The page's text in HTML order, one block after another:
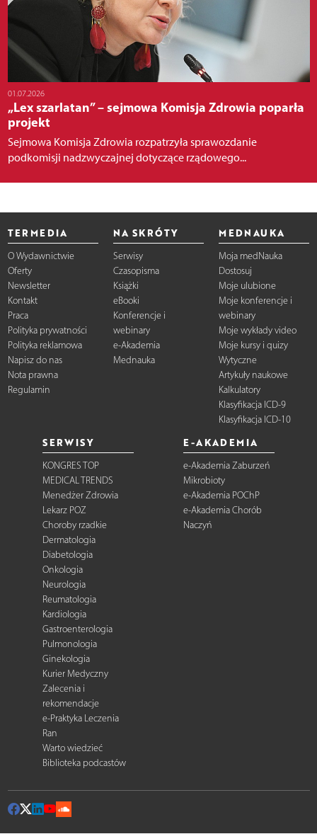
01.07.2026
„Lex szarlatan” – sejmowa Komisja Zdrowia poparła
projekt
Sejmowa Komisja Zdrowia rozpatrzyła sprawozdanie
podkomisji nadzwyczajnej dotyczące rządowego...
TERMEDIA
O Wydawnictwie
Oferty
Newsletter
Kontakt
Praca
Polityka prywatności
Polityka reklamowa
Napisz do nas
Nota prawna
Regulamin
NA SKRÓTY
Serwisy
Czasopisma
Książki
eBooki
Konferencje i
webinary
e-Akademia
Mednauka
MEDNAUKA
Moja medNauka
Dostosuj
Moje ulubione
Moje konferencje i
webinary
Moje wykłady video
Moje kursy i quizy
Wytyczne
Artykuły naukowe
Kalkulatory
Klasyfikacja ICD-9
Klasyfikacja ICD-10
SERWISY
KONGRES TOP
MEDICAL TRENDS
Menedżer Zdrowia
Lekarz POZ
Choroby rzadkie
Dermatologia
Diabetologia
Onkologia
Neurologia
Reumatologia
Kardiologia
Gastroenterologia
Pulmonologia
Ginekologia
Kurier Medyczny
Zalecenia i
rekomendacje
e-Praktyka Leczenia
Ran
Warto wiedzieć
Biblioteka podcastów
E-AKADEMIA
e-Akademia Zaburzeń
Mikrobioty
e-Akademia POChP
e-Akademia Chorób
Naczyń